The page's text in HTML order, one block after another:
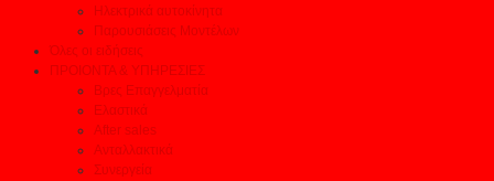
Ηλεκτρικά αυτοκίνητα
Παρουσιάσεις Μοντέλων
Όλες οι ειδήσεις
ΠΡΟΙΟΝΤΑ & ΥΠΗΡΕΣΙΕΣ
Βρες Επαγγελματία
Ελαστικά
After sales
Ανταλλακτικά
Συνεργεία